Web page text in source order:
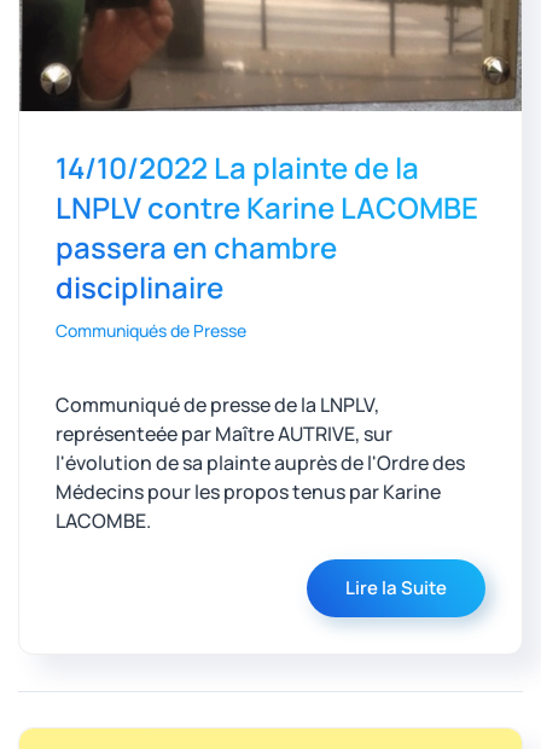
14/10/2022 La plainte de la
LNPLV contre Karine LACOMBE
passera en chambre
disciplinaire
Communiqués de Presse
Communiqué de presse de la LNPLV,
représenteée par Maître AUTRIVE, sur
l'évolution de sa plainte auprès de l'Ordre des
Médecins pour les propos tenus par Karine
LACOMBE.
Lire la Suite